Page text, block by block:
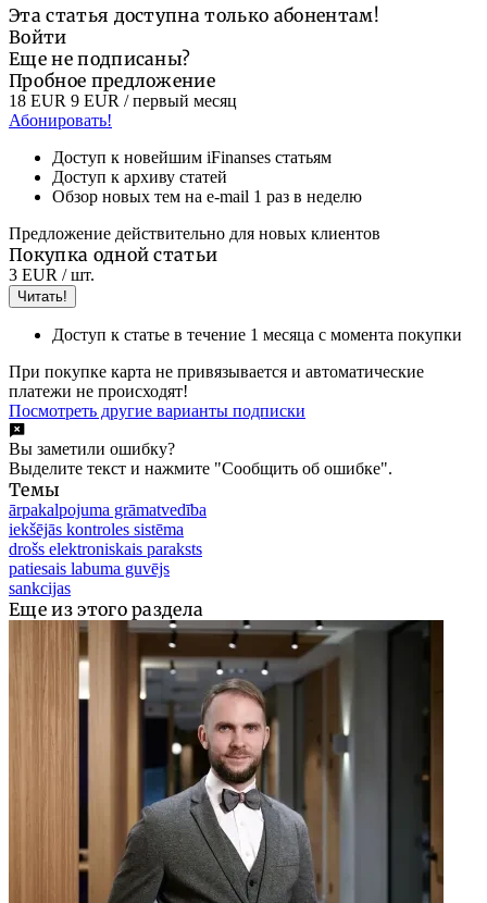
Эта статья доступна только абонентам!
Войти
Еще не подписаны?
Пробное предложение
18 EUR 9 EUR / первый месяц
Абонировать!
Доступ к новейшим iFinanses статьям
Доступ к архиву статей
Обзор новых тем на e-mail 1 раз в неделю
Предложение действительно для новых клиентов
Покупка одной статьи
3 EUR / шт.
Читать!
Доступ к статье в течение 1 месяца с момента покупки
При покупке карта не привязывается и автоматические
платежи не происходят!
Посмотреть другие варианты подписки
Вы заметили ошибку?
Выделите текст и нажмите "Сообщить об ошибке".
Темы
ārpakalpojuma grāmatvedība
iekšējās kontroles sistēma
drošs elektroniskais paraksts
patiesais labuma guvējs
sankcijas
Еще из этого раздела